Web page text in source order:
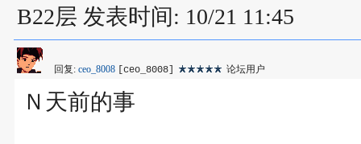
B22层 发表时间: 10/21 11:45
回复: ceo_8008 [ceo_8008] 论坛用户
Ｎ天前的事